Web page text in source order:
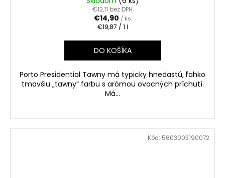
€12,11 bez DPH
€14,90 / ks
Jednotková
€19,87 / 1 l
DO KOŠÍKA
Porto Presidential Tawny má typicky hnedastú, ľahko
tmavšiu „tawny“ farbu s arómou ovocných príchutí.
Má...
Kód: 5603003190072